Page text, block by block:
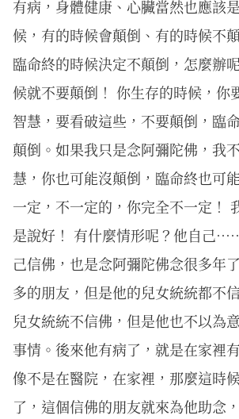
有病，身體健康、心臟當然也應該
候，有的時候會顛倒、有的時候不
臨命終的時候決定不顛倒，怎麼辦
候就不要顛倒！ 你生存的時候，你
智慧，要看破這些，不要顛倒，臨
顛倒。如果我只是念阿彌陀佛，我
慧，你也可能沒顛倒，臨命終也可
一定，不一定的，你完全不一定！
是說好！ 有什麼情形呢？他自己
己信佛，也是念阿彌陀佛念很多年
多的朋友，但是他的兒女統統都不
兒女統統不信佛，但是他也不以為
事情。後來他有病了，就是在家裡
像不是在醫院，在家裡，那麼這時
了，這個信佛的朋友就來為他助念